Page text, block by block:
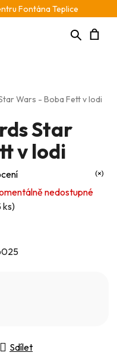
Fontána Teplice
Hledat
Wars - Boba Fett v lodi
nedostupné
ks)
Sdílet
Star
v lodi